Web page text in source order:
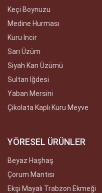
Keçi Boynuzu
Medine Hurması
Kuru Incir
Sarı Üzüm
Siyah Kan Üzümü
Sultan Iğdesi
Yaban Mersini
Çikolata Kaplı Kuru Meyve
YÖRESEL ÜRÜNLER
Beyaz Haşhaş
Çorum Mantısı
Ekşi Mayalı Trabzon Ekmeği